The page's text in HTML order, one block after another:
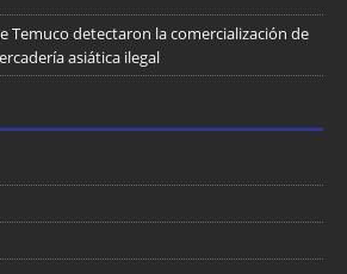
Temuco detectaron la comercialización de
asiática ilegal